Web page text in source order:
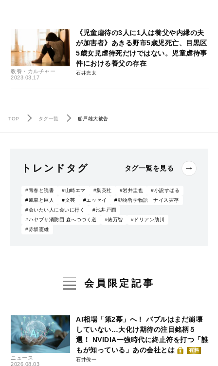
教養・カルチャー
2023.03.17
《児童虐待の3人に1人は養父や内縁の夫
が加害者》あきる野市5歳児死亡、目黒区
5歳女児虐待死だけではない。児童虐待事
件における養父の存在
石井光太
TOP タグ一覧 船戸雄大被告
トレンドタグ タグ一覧を見る
#青春と読書 #山崎エマ #集英社 #岩井圭也
#小説すばる
#風車と巨人
#文芸 #エッセイ
#動物哲学物語 ナイス実存
#会いたい人に会いに行く
#池井戸潤
#ハヤブサ消防団 森へつづく道
#俵万智
#ドリアン助川
#赤坂憲雄
会員限定記事
ニュース
2026.08.03
AI相場「第2幕」へ！ バブルはまだ崩壊
していない…大化け期待の注目銘柄５
選！ NVIDIA一強時代に終止符を打つ「誰
もが知っている」あの会社とは
有料
石井僚一